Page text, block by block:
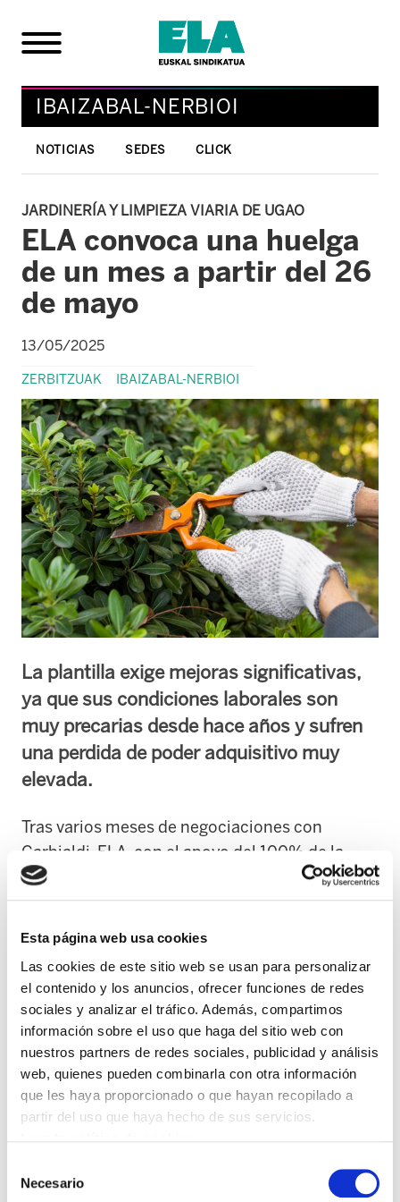
Esta página web usa cookies
Las cookies de este sitio web se usan para personalizar
el contenido y los anuncios, ofrecer funciones de redes
sociales y analizar el tráfico. Además, compartimos
información sobre el uso que haga del sitio web con
nuestros partners de redes sociales, publicidad y análisis
web, quienes pueden combinarla con otra información
que les haya proporcionado o que hayan recopilado a
partir del uso que haya hecho de sus servicios.
Necesario
IBAIZABAL-NERBIOI
NOTICIAS SEDES CLICK
JARDINERÍA Y LIMPIEZA VIARIA DE UGAO
ELA convoca una huelga
de un mes a partir del 26
de mayo
13/05/2025
ZERBITZUAK IBAIZABAL-NERBIOI
La plantilla exige mejoras significativas,
ya que sus condiciones laborales son
muy precarias desde hace años y sufren
una perdida de poder adquisitivo muy
elevada.
Tras varios meses de negociaciones con
Garbialdi, ELA, con el apoyo del 100% de la
plantilla, ha convocado una huelga de un mes
de duración, a partir del 26 de mayo, en el
servicio de jardinería y limpieza viaria de Ugao
(Bizkaia). Si no hay acuerdo, prolongarán la
huelga. El sindicato hace un llamamiento a
Garbialdi y al Ayuntamiento de Ugao para
acordar unos contenidos con mayor
profundidad y rigor.
Garbialdi ha ofrecido el IPC para el periodo
2025-2028 como oferta final. Sin embargo, la
sus condiciones laborales son muy precarias